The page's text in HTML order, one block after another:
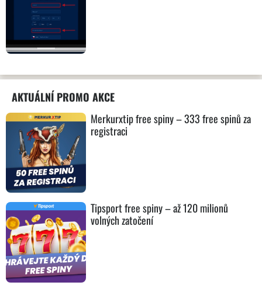
AKTUÁLNÍ PROMO AKCE
Merkurxtip free spiny – 333 free spinů za
registraci
Tipsport free spiny – až 120 milionů
volných zatočení